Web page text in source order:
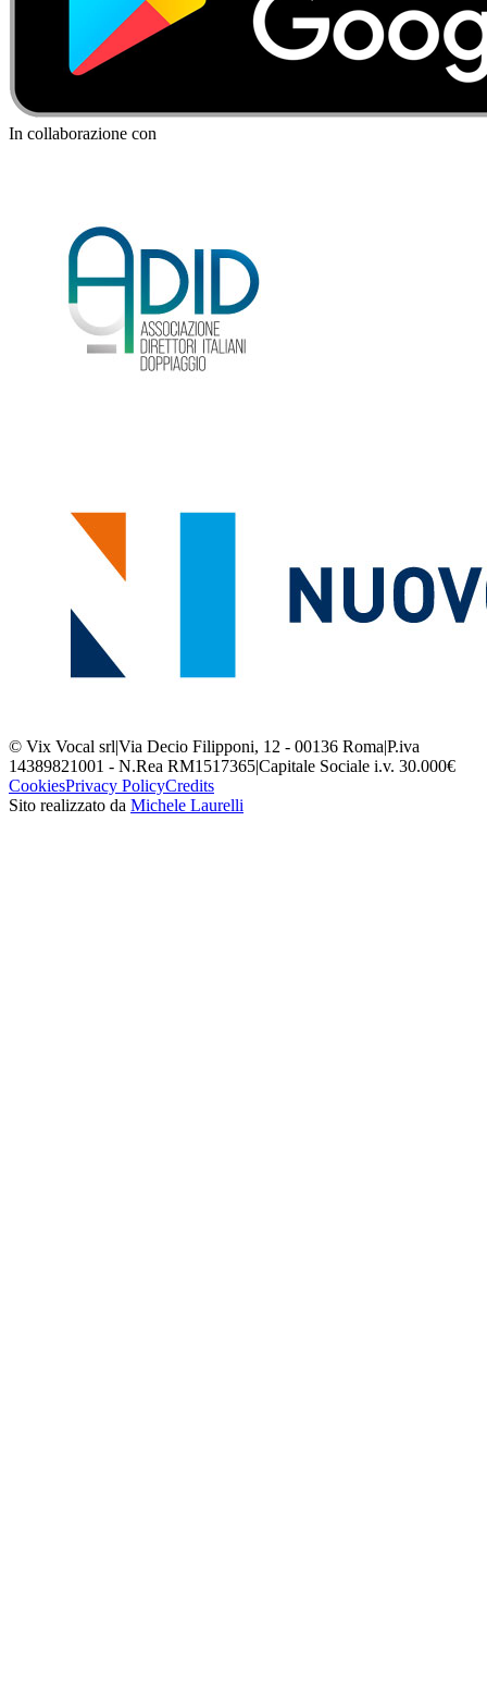
In collaborazione con
© Vix Vocal srl|Via Decio Filipponi, 12 - 00136 Roma|P.iva
14389821001 - N.Rea RM1517365|Capitale Sociale i.v. 30.000€
CookiesPrivacy PolicyCredits
Sito realizzato da Michele Laurelli